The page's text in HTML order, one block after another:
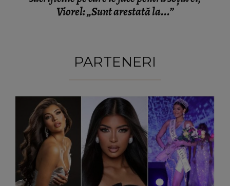
Viorel: „Sunt arestată la...”
PARTENERI